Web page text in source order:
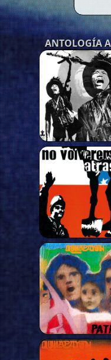
ANTOLOGÍA